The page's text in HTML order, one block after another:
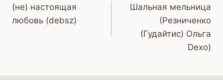
по
записям
(не) настоящая
любовь (debsz)
Шальная мельница
(Резниченко
(Гудайтис) Ольга
Dexo)